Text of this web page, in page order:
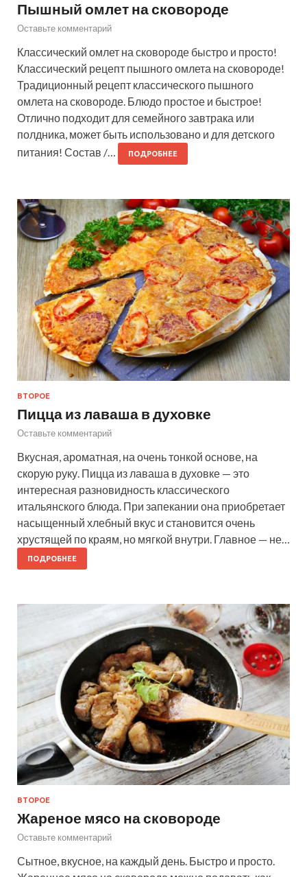
Пышный омлет на сковороде
Оставьте комментарий
Классический омлет на сковороде быстро и просто!
Классический рецепт пышного омлета на сковороде!
Традиционный рецепт классического пышного
омлета на сковороде. Блюдо простое и быстрое!
Отлично подходит для семейного завтрака или
полдника, может быть использовано и для детского
питания! Состав /…
ПОДРОБНЕЕ
ВТОРОЕ
Пицца из лаваша в духовке
Оставьте комментарий
Вкусная, ароматная, на очень тонкой основе, на
скорую руку. Пицца из лаваша в духовке — это
интересная разновидность классического
итальянского блюда. При запекании она приобретает
насыщенный хлебный вкус и становится очень
хрустящей по краям, но мягкой внутри. Главное — не…
ПОДРОБНЕЕ
ВТОРОЕ
Жареное мясо на сковороде
Оставьте комментарий
Сытное, вкусное, на каждый день. Быстро и просто.